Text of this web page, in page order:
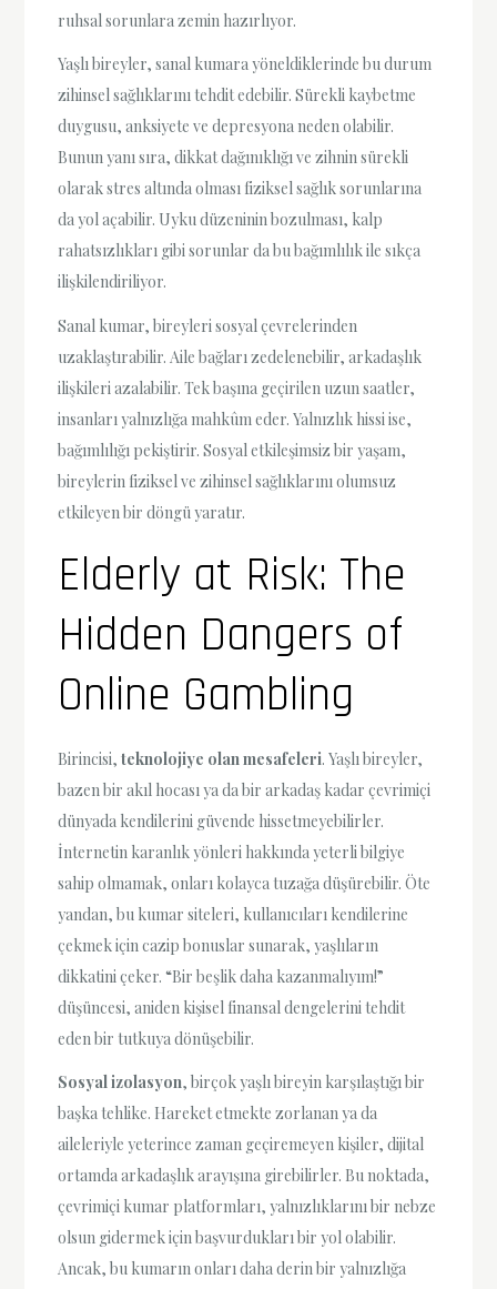
ruhsal sorunlara zemin hazırlıyor.
Yaşlı bireyler, sanal kumara yöneldiklerinde bu durum
zihinsel sağlıklarını tehdit edebilir. Sürekli kaybetme
duygusu, anksiyete ve depresyona neden olabilir.
Bunun yanı sıra, dikkat dağınıklığı ve zihnin sürekli
olarak stres altında olması fiziksel sağlık sorunlarına
da yol açabilir. Uyku düzeninin bozulması, kalp
rahatsızlıkları gibi sorunlar da bu bağımlılık ile sıkça
ilişkilendiriliyor.
Sanal kumar, bireyleri sosyal çevrelerinden
uzaklaştırabilir. Aile bağları zedelenebilir, arkadaşlık
ilişkileri azalabilir. Tek başına geçirilen uzun saatler,
insanları yalnızlığa mahkûm eder. Yalnızlık hissi ise,
bağımlılığı pekiştirir. Sosyal etkileşimsiz bir yaşam,
bireylerin fiziksel ve zihinsel sağlıklarını olumsuz
etkileyen bir döngü yaratır.
Elderly at Risk: The
Hidden Dangers of
Online Gambling
Birincisi,teknolojiye olan mesafeleri. Yaşlı bireyler,
bazen bir akıl hocası ya da bir arkadaş kadar çevrimiçi
dünyada kendilerini güvende hissetmeyebilirler.
İnternetin karanlık yönleri hakkında yeterli bilgiye
sahip olmamak, onları kolayca tuzağa düşürebilir. Öte
yandan, bu kumar siteleri, kullanıcıları kendilerine
çekmek için cazip bonuslar sunarak, yaşlıların
dikkatini çeker. “Bir beşlik daha kazanmalıyım!”
düşüncesi, aniden kişisel finansal dengelerini tehdit
eden bir tutkuya dönüşebilir.
Sosyal izolasyon, birçok yaşlı bireyin karşılaştığı bir
başka tehlike. Hareket etmekte zorlanan ya da
aileleriyle yeterince zaman geçiremeyen kişiler, dijital
ortamda arkadaşlık arayışına girebilirler. Bu noktada,
çevrimiçi kumar platformları, yalnızlıklarını bir nebze
olsun gidermek için başvurdukları bir yol olabilir.
Ancak, bu kumarın onları daha derin bir yalnızlığa